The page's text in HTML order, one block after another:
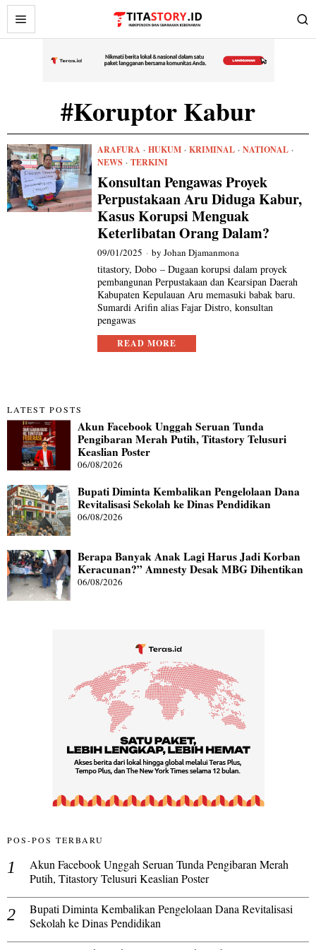
#Koruptor Kabur
ARAFURA · HUKUM · KRIMINAL · NATIONAL ·
NEWS · TERKINI
Konsultan Pengawas Proyek
Perpustakaan Aru Diduga Kabur,
Kasus Korupsi Menguak
Keterlibatan Orang Dalam?
09/01/2025 byJohan Djamanmona
titastory, Dobo – Dugaan korupsi dalam proyek
pembangunan Perpustakaan dan Kearsipan Daerah
Kabupaten Kepulauan Aru memasuki babak baru.
Sumardi Arifin alias Fajar Distro, konsultan
pengawas
READ MORE
LATEST POSTS
Akun Facebook Unggah Seruan Tunda
Pengibaran Merah Putih, Titastory Telusuri
Keaslian Poster
06/08/2026
Bupati Diminta Kembalikan Pengelolaan Dana
Revitalisasi Sekolah ke Dinas Pendidikan
06/08/2026
Berapa Banyak Anak Lagi Harus Jadi Korban
Keracunan?” Amnesty Desak MBG Dihentikan
06/08/2026
POS-POS TERBARU
Akun Facebook Unggah Seruan Tunda Pengibaran Merah
Putih, Titastory Telusuri Keaslian Poster
Bupati Diminta Kembalikan Pengelolaan Dana Revitalisasi
Sekolah ke Dinas Pendidikan